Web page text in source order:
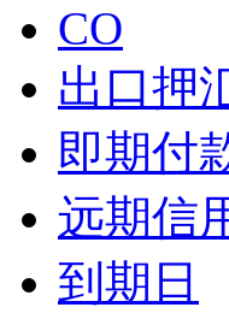
CO
出口押
即期付
远期信
到期日